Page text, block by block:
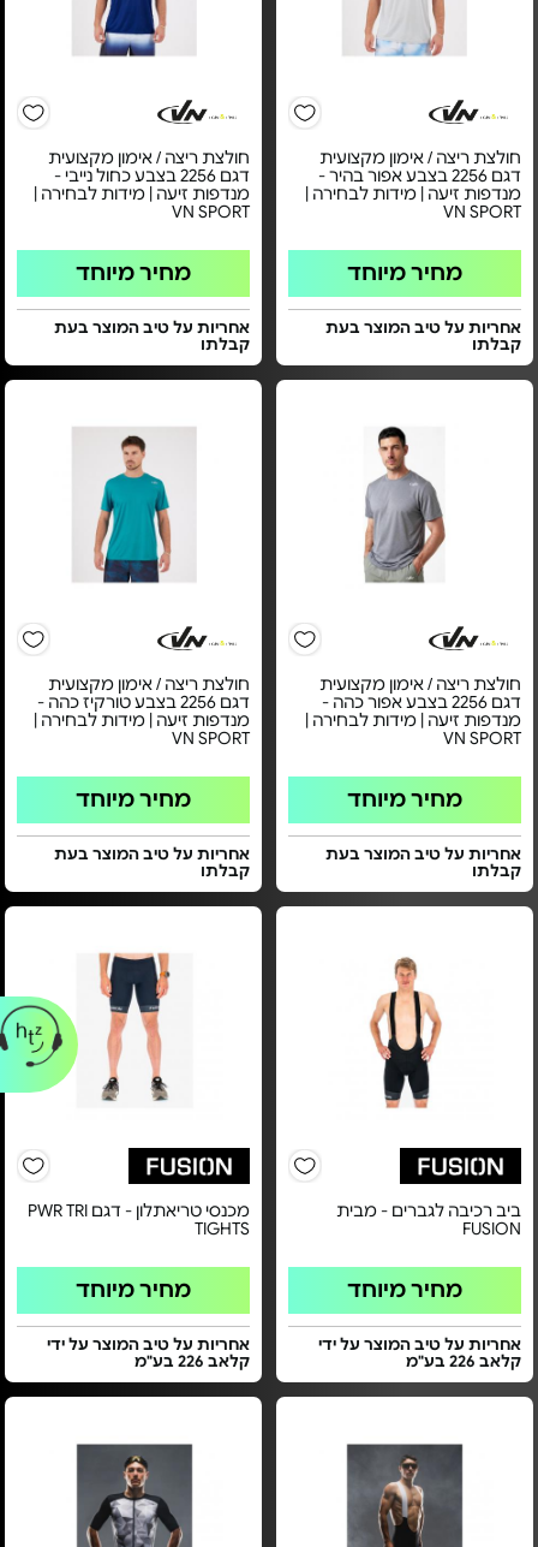
חולצת ריצה / אימון מקצועית
דגם 2256 בצבע אפור בהיר -
מנדפות זיעה | מידות לבחירה |
VN SPORT
מחיר מיוחד
אחריות על טיב המוצר בעת
קבלתו
חולצת ריצה / אימון מקצועית
דגם 2256 בצבע כחול נייבי -
מנדפות זיעה | מידות לבחירה |
VN SPORT
מחיר מיוחד
אחריות על טיב המוצר בעת
קבלתו
חולצת ריצה / אימון מקצועית
דגם 2256 בצבע אפור כהה -
מנדפות זיעה | מידות לבחירה |
VN SPORT
מחיר מיוחד
אחריות על טיב המוצר בעת
קבלתו
חולצת ריצה / אימון מקצועית
דגם 2256 בצבע טורקיז כהה -
מנדפות זיעה | מידות לבחירה |
VN SPORT
מחיר מיוחד
אחריות על טיב המוצר בעת
קבלתו
ביב רכיבה לגברים - מבית
FUSION
מחיר מיוחד
אחריות על טיב המוצר על ידי
קלאב 226 בע"מ
מכנסי טריאתלון - דגם PWR TRI
TIGHTS
מחיר מיוחד
אחריות על טיב המוצר על ידי
קלאב 226 בע"מ